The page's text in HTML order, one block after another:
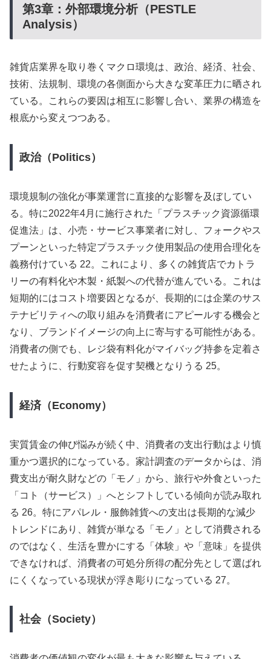
第3章：外部環境分析（PESTLE
Analysis）
雑貨店業界を取り巻くマクロ環境は、政治、経済、社会、
技術、法規制、環境の各側面から大きな変革圧力に晒され
ている。これらの要因は相互に影響し合い、業界の構造を
根底から変えつつある。
政治（Politics）
環境規制の強化が事業運営に直接的な影響を及ぼしてい
る。特に2022年4月に施行された「プラスチック資源循環
促進法」は、小売・サービス事業者に対し、フォークやス
プーンといった特定プラスチック使用製品の使用合理化を
義務付けている 22。これにより、多くの雑貨店でカトラ
リーの有料化や木製・紙製への代替が進んでいる。これは
短期的にはコスト増要因となるが、長期的には企業のサス
テナビリティへの取り組みを消費者にアピールする機会と
なり、ブランドイメージの向上に寄与する可能性がある。
消費者の側でも、レジ袋有料化がマイバッグ持参を定着さ
せたように、行動変容を促す契機となりうる 25。
経済（Economy）
実質賃金の伸び悩みが続く中、消費者の支出行動はより慎
重かつ選択的になっている。家計調査のデータからは、消
費支出が耐久財などの「モノ」から、旅行や外食といった
「コト（サービス）」へとシフトしている傾向が読み取れ
る 26。特にアパレル・服飾雑貨への支出は長期的な減少
トレンドにあり、雑貨が単なる「モノ」として消費される
のではなく、生活を豊かにする「体験」や「意味」を提供
できなければ、消費者の可処分所得の配分先として選ばれ
にくくなっている現状が浮き彫りになっている 27。
社会（Society）